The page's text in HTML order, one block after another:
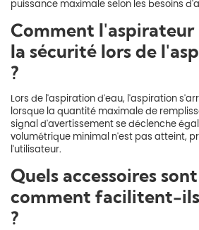
puissance maximale selon les besoins
Comment
la sécurité lors de
?
Lors de l'aspiration d'eau, l'aspiration
lorsque la quantité maximale de
signal d'avertissement se déclenche
volumétrique minimal n'est pas atteint,
l'utilisateur.
Quels accessoires
comment facilitent-
?